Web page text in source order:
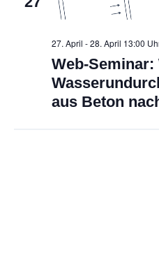
27. April - 28. April 13:00
Web-Seminar:
aus Beton